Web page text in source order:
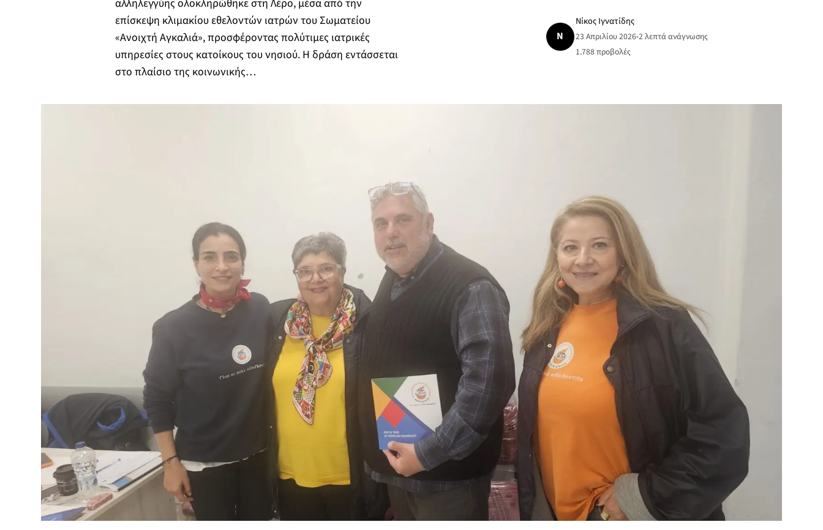
αλληλεγγύης ολοκληρώθηκε στη Λέρο, μέσα από την
επίσκεψη κλιμακίου εθελοντών ιατρών του Σωματείου
«Ανοιχτή Αγκαλιά», προσφέροντας πολύτιμες ιατρικές
υπηρεσίες στους κατοίκους του νησιού. Η δράση εντάσσεται
στο πλαίσιο της κοινωνικής…
Ν
Νίκος Ιγνατίδης
23 Απριλίου 2026•2 λεπτά ανάγνωσης
1.788 προβολές